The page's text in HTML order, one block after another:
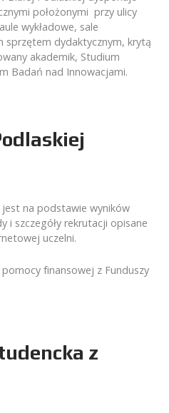
położonymi przy ulicy
wykładowe, sale
sprzętem dydaktycznym, krytą
akademik, Studium
Badań nad Innowacjami.
na podstawie wyników
i szczegóły rekrutacji opisane
uczelni.
finansowej z Funduszy
z